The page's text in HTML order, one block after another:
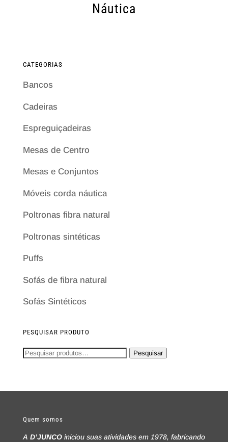
Náutica
CATEGORIAS
Bancos
Cadeiras
Espreguiçadeiras
Mesas de Centro
Mesas e Conjuntos
Móveis corda náutica
Poltronas fibra natural
Poltronas sintéticas
Puffs
Sofás de fibra natural
Sofás Sintéticos
PESQUISAR PRODUTO
Pesquisar
Pesquisar
Quem somos
A D’JUNCOiniciou suas atividades em 1978, fabricando